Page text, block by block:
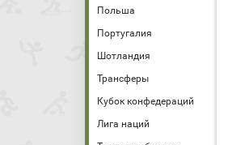
Польша
Португалия
Шотландия
Трансферы
Кубок конфедераций
Лига наций